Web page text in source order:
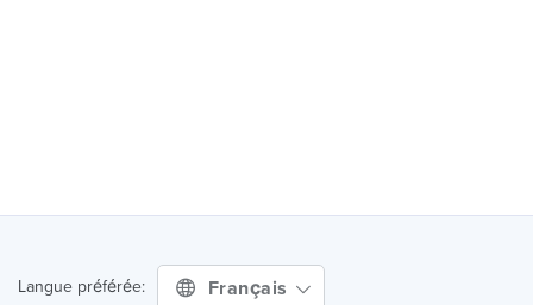
Langue préférée: Français